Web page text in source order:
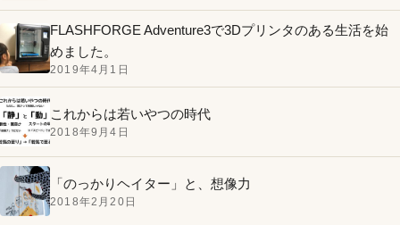
FLASHFORGE Adventure3で3Dプリンタのある生活を始
めました。
2019年4月1日
これからは若いやつの時代
2018年9月4日
「のっかりヘイター」と、想像力
2018年2月20日